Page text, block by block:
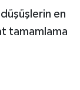
en
tamamlama